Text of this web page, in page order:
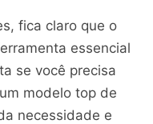
fica claro que o
essencial
se você precisa
modelo top de
necessidade e